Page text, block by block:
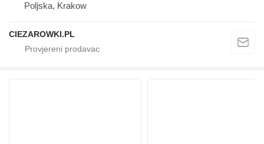
Poljska, Krakow
CIEZAROWKI.PL